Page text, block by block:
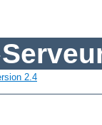
2.4